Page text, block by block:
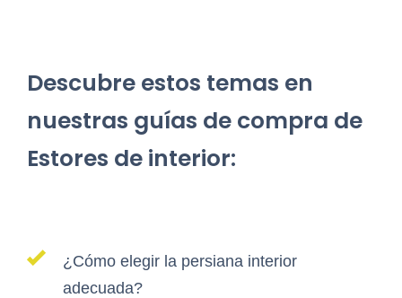
Descubre estos temas en
nuestras guías de compra de
Estores de interior:
¿Cómo elegir la persiana interior
adecuada?